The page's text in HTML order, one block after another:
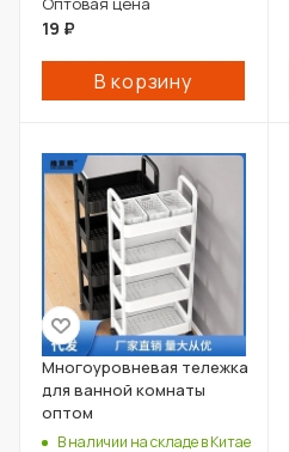
19 ₽
В корзину
Многоуровневая тележка
для ванной комнаты
оптом
В наличии на складе в Китае